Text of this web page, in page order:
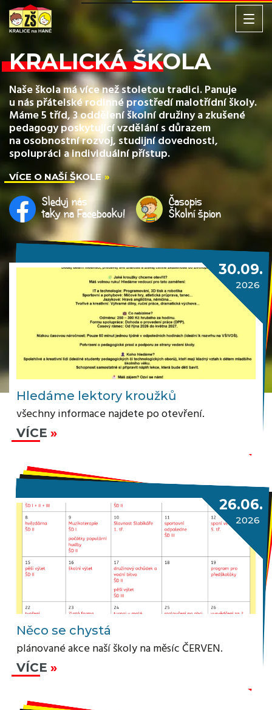
KRALICKÁ ŠKOLA
Naše škola má více než stoletou tradici. Panuje
u nás přátelské rodinné prostředí malotřídní školy.
Máme 5 tříd, 3 oddělení školní družiny a zkušené
pedagogy poskytující vzdělání s důrazem
na osobnostní rozvoj, studijní dovednosti,
spolupráci a individuální přístup.
VÍCE O NAŠÍ ŠKOLE
Sleduj nás
taky na Facebooku!
Časopis
Školní špion
30.09.
2026
Hledáme lektory kroužků
všechny informace najdete po otevření.
VÍCE
26.06.
2026
Něco se chystá
plánované akce naší školy na měsíc ČERVEN.
VÍCE